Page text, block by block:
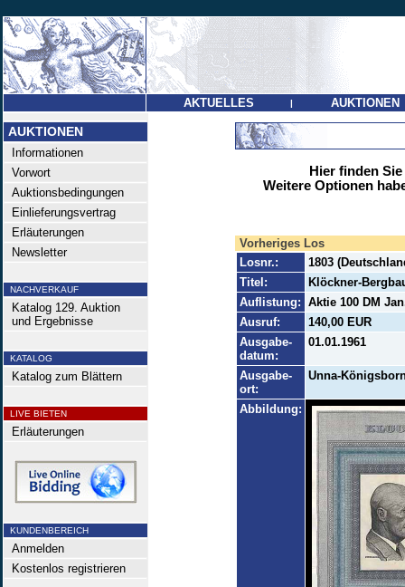
AKTUELLES | AUKTIONEN
AUKTIONEN
Informationen
Vorwort
Auktionsbedingungen
Einlieferungsvertrag
Erläuterungen
Newsletter
NACHVERKAUF
Katalog 129. Auktion
und Ergebnisse
KATALOG
Katalog zum Blättern
LIVE BIETEN
Erläuterungen
KUNDENBEREICH
Anmelden
Kostenlos registrieren
Hier finden
Weitere Optionen
Vorheriges Los
Losnr.:
1803
Titel:
Klöckner-
Auflistung: Aktie 100 DM
Ausruf:
140,00 EUR
Ausgabe-
datum:
01.01.1961
Ausgabe-
ort:
Unna-
Abbildung: